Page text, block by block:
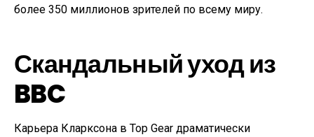
более 350 миллионов зрителей по всему миру.
Скандальный уход из
BBC
Карьера Кларксона в Top Gear драматически